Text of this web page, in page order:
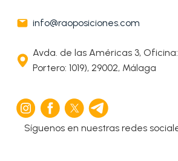
info@raoposiciones.com
Avda. de las Américas 3,
Portero: 1019), 29002, Málaga
Síguenos en nuestras redes